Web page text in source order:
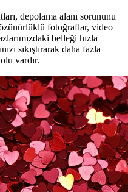
depolama alanı sorununu
fotoğraflar, video
belleği hızla
sıkıştırarak daha fazla
vardır.